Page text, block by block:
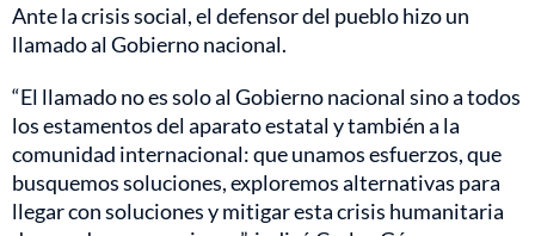
Ante la crisis social, el defensor del pueblo hizo un
llamado al Gobierno nacional.
“El llamado no es solo al Gobierno nacional sino a todos
los estamentos del aparato estatal y también a la
comunidad internacional: que unamos esfuerzos, que
busquemos soluciones, exploremos alternativas para
llegar con soluciones y mitigar esta crisis humanitaria